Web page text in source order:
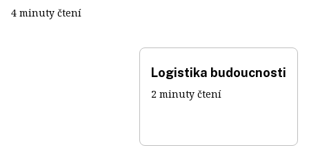
4 minuty čtení
Logistika budoucnosti
2 minuty čtení